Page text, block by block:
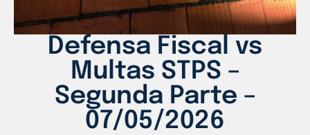
Defensa Fiscal vs
Multas STPS –
Segunda Parte –
07/05/2026